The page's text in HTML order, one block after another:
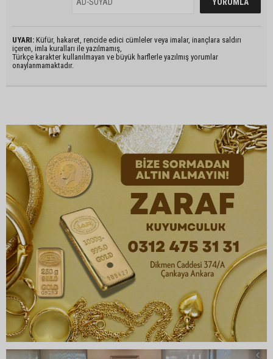
UYARI: Küfür, hakaret, rencide edici cümleler veya imalar, inançlara saldırı
içeren, imla kuralları ile yazılmamış,
Türkçe karakter kullanılmayan ve büyük harflerle yazılmış yorumlar
onaylanmamaktadır.